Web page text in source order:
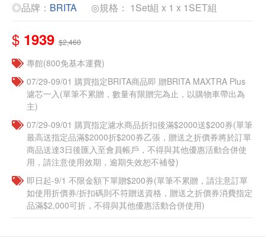
◎品牌： BRITA ◎規格： 1Set組 x 1 x 1SET組
$ 1939 $2,460
專館(800免基本運費)
07/29-09/01 購買指定BRITA商品即 贈BRITA MAXTRA Plus
濾芯一入(單筆不累贈，數量有限贈完為止，以購物車帶出為
主)
07/29-09/01 購買指定濾水商品折扣後滿$2000送$200券(單筆
最高送指定品滿$2000折$200券乙張，贈送之折價券將於訂單
商品送達3日後匯入至會員帳戶，不得與其他優惠活動合併使
用，請注意使用效期，逾期失效恕不補發)
即日起-9/1 不限金額下單贈$200券(單筆不累贈，請注意訂單
如使用折價券/折扣碼則不符贈送資格，贈送之折價券消費指定
品滿$2,000可折，不得與其他優惠活動合併使用)